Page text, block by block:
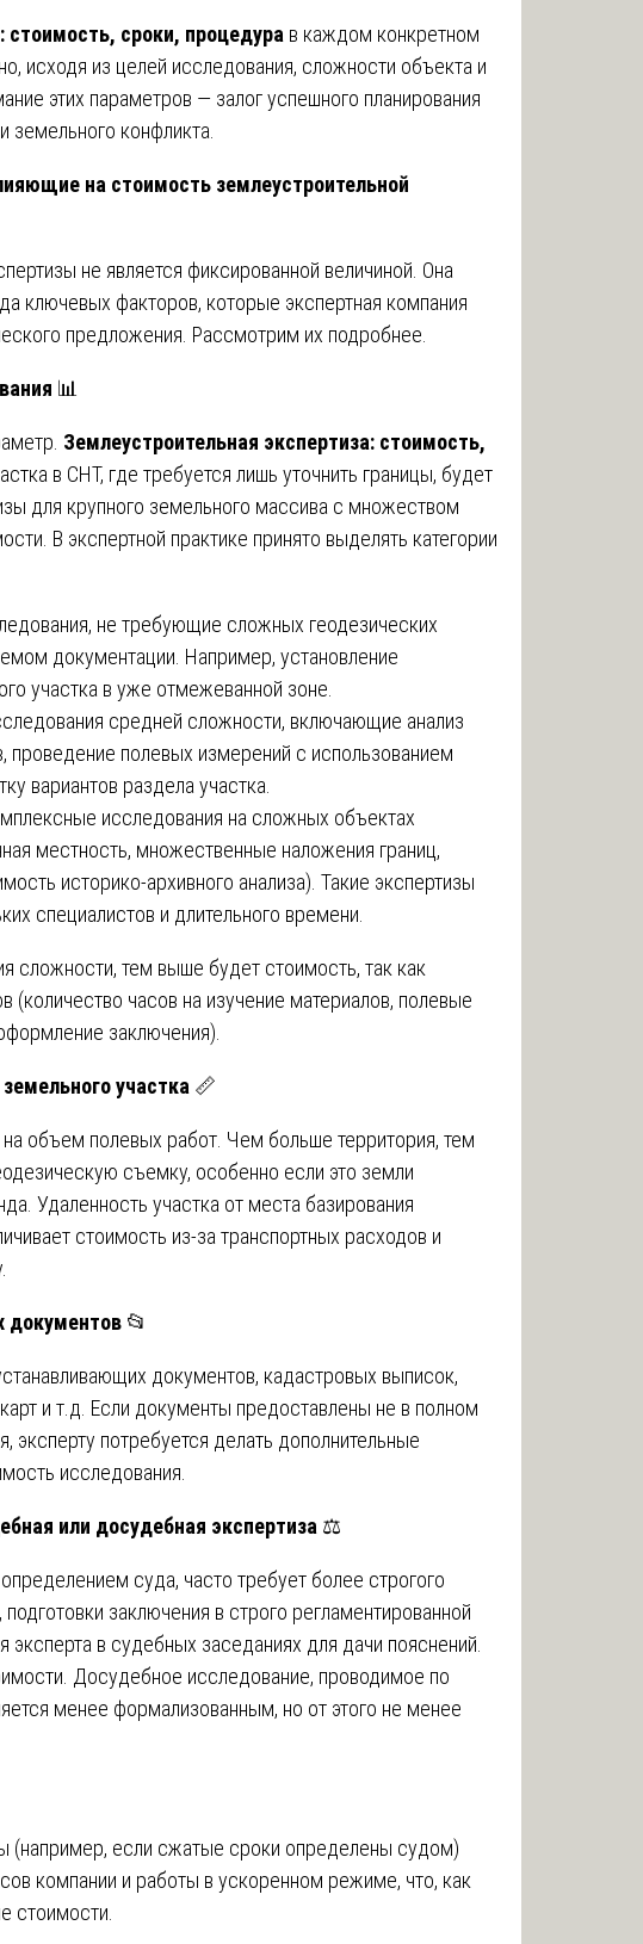
стоимость, сроки, процедура в каждом конкретном
исходя из целей исследования, сложности объекта и
этих параметров — залог успешного планирования
конфликта.
на стоимость землеустроительной
не является фиксированной величиной. Она
ключевых факторов, которые экспертная компания
предложения. Рассмотрим их подробнее.
📊
Землеустроительная экспертиза: стоимость,
в СНТ, где требуется лишь уточнить границы, будет
для крупного земельного массива с множеством
В экспертной практике принято выделять категории
не требующие сложных геодезических
документации. Например, установление
участка в уже отмежеванной зоне.
средней сложности, включающие анализ
полевых измерений с использованием
вариантов раздела участка.
исследования на сложных объектах
местность, множественные наложения границ,
историко-архивного анализа). Такие экспертизы
специалистов и длительного времени.
сложности, тем выше будет стоимость, так как
(количество часов на изучение материалов, полевые
заключения).
участка 📏
объем полевых работ. Чем больше территория, тем
съемку, особенно если это земли
Удаленность участка от места базирования
стоимость из-за транспортных расходов и
документов 📂
документов, кадастровых выписок,
и т.д. Если документы предоставлены не в полном
потребуется делать дополнительные
исследования.
или досудебная экспертиза ⚖️
суда, часто требует более строгого
заключения в строго регламентированной
в судебных заседаниях для дачи пояснений.
Досудебное исследование, проводимое по
менее формализованным, но от этого не менее
(например, если сжатые сроки определены судом)
компании и работы в ускоренном режиме, что, как
стоимости.